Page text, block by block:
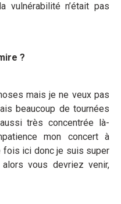
vulnérabilité n’était pas
?
mais je ne veux pas
beaucoup de tournées
très concentrée là-
mon concert à
fois ici donc je suis super
vous devriez venir,